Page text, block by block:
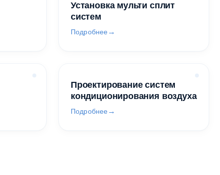
Установка мульти сплит
систем
Подробнее
Проектирование систем
кондиционирования воздуха
Подробнее